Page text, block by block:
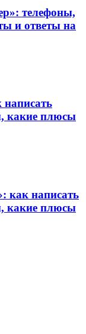
телефоны,
и ответы на
какие плюсы
как написать
какие плюсы